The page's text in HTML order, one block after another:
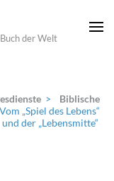
der Welt
>
Biblische
Vom „Spiel des Lebens“
und der „Lebensmitte“